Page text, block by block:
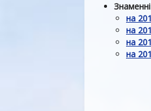
на
на
на
на